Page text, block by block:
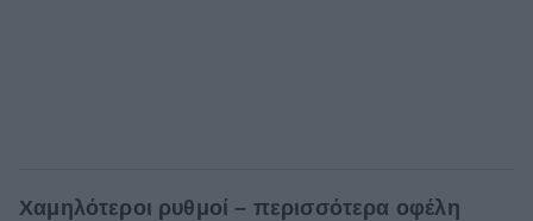
Χαμηλότεροι ρυθμοί – περισσότερα οφέλη